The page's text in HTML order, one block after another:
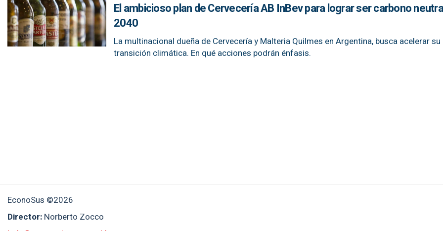
El ambicioso plan de Cervecería AB InBev para lograr ser carbono
2040
La multinacional dueña de Cervecería y Malteria Quilmes en Argentina, busca acelerar su
transición climática. En qué acciones podrán énfasis.
EconoSus ©2026
Director: Norberto Zocco